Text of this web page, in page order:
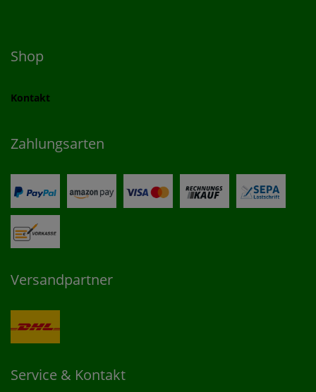
Shop
Kontakt
Zahlungsarten
Versandpartner
Service & Kontakt